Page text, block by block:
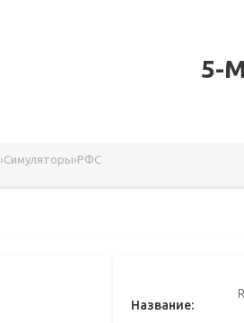
5-
›Симуляторы›РФС
Название: